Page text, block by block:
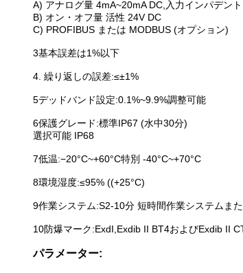
A) アナログ量 4mA~20mA DC,入力インパデン
B) オン・オフ量 活性 24V DC
C) PROFIBUS または MODBUS (オプション)
3基本誤差は1%以下
4. 繰り返しの誤差:≤±1%
5デッドバンド設定:0.1%~9.9%調整可能
6保護グレード:標準IP67 (水中30分)
選択可能 IP68
7低温:−20°C~+60°C特別 -40°C~+70°C
8環境湿度:≤95% ((+25°C)
9作業システム:S2-10分 短時間作業システムま
10防爆マーク:ExdI,Exdib II BT4およびExdib II
パラメーター: